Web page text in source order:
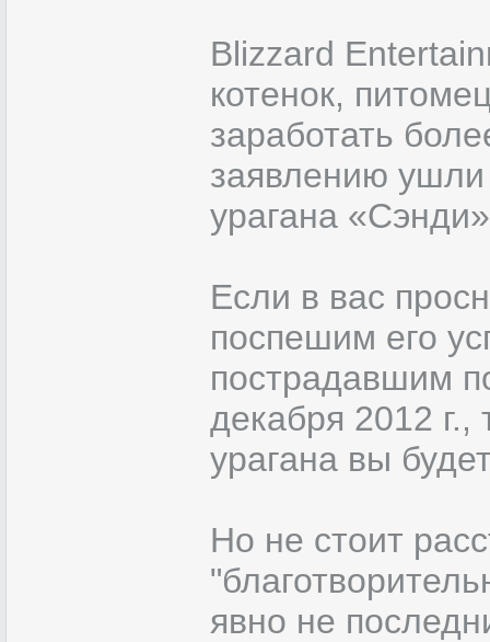
Blizzard
котенок,
заработать
заявлению
урагана
Если в вас
поспешим его
пострадавшим
декабря 2012 г.,
урагана вы
Но не стоит
явно не